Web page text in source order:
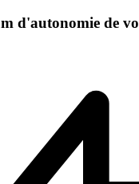
d'autonomie de